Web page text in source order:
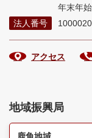
年末年始
法人番号
アクセス
地域振興局